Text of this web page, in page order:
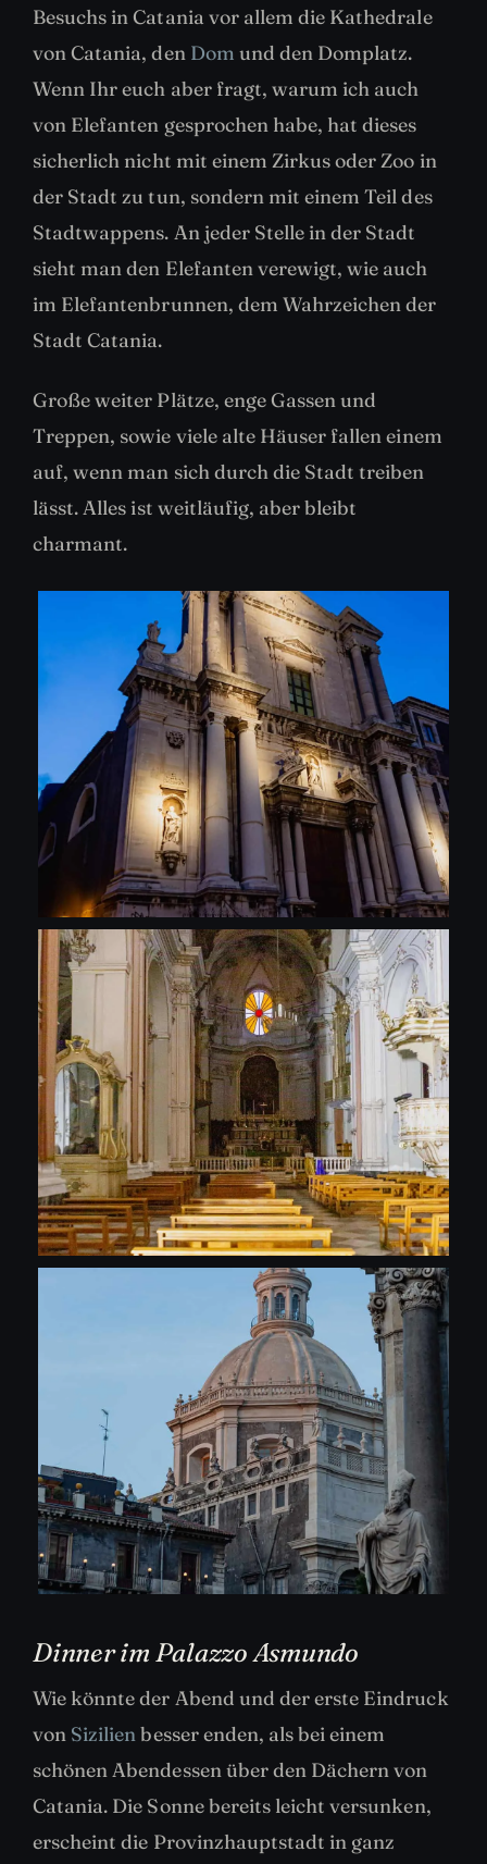
Besuchs in Catania vor allem die Kathedrale
von Catania, den Dom und den Domplatz.
Wenn Ihr euch aber fragt, warum ich auch
von Elefanten gesprochen habe, hat dieses
sicherlich nicht mit einem Zirkus oder Zoo in
der Stadt zu tun, sondern mit einem Teil des
Stadtwappens. An jeder Stelle in der Stadt
sieht man den Elefanten verewigt, wie auch
im Elefantenbrunnen, dem Wahrzeichen der
Stadt Catania.
Große weiter Plätze, enge Gassen und
Treppen, sowie viele alte Häuser fallen einem
auf, wenn man sich durch die Stadt treiben
lässt. Alles ist weitläufig, aber bleibt
charmant.
Dinner im Palazzo Asmundo
Wie könnte der Abend und der erste Eindruck
von Sizilienbesser enden, als bei einem
schönen Abendessen über den Dächern von
Catania. Die Sonne bereits leicht versunken,
erscheint die Provinzhauptstadt in ganz